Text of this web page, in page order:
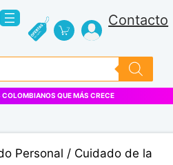
Contacto
COLOMBIANOS QUE MÁS CRECE
Personal / Cuidado de la